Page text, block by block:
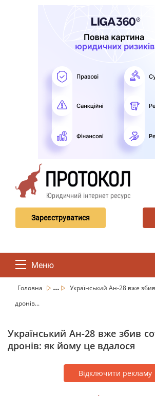
Зареєструватися
Меню
Головна ...
Український Ан-28 вже збив
дронів...
Український Ан-28 вже збив
дронів: як йому це вдалося
Відключити рекламу